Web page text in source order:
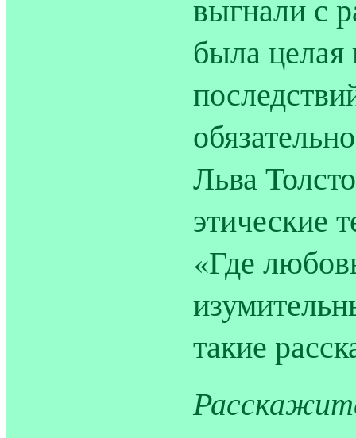
выгнали с
была
Льва
этические
«Где
такие